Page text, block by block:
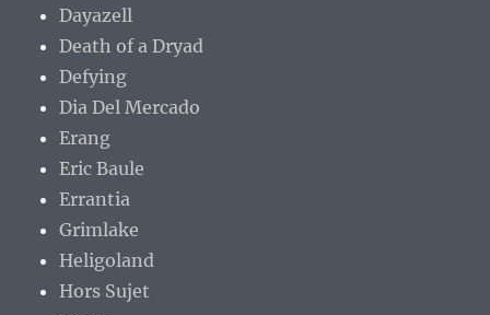
Dayazell
Death of a Dryad
Defying
Dia Del Mercado
Erang
Eric Baule
Errantia
Grimlake
Heligoland
Hors Sujet